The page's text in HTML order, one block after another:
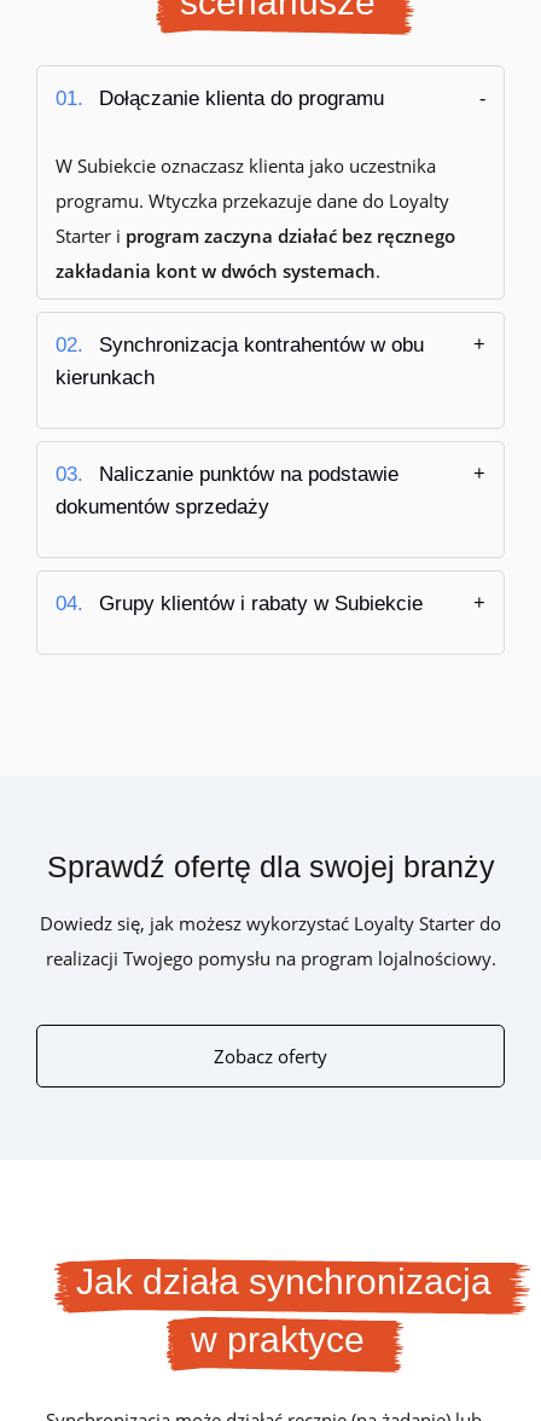
01. Dołączanie klienta do programu
W Subiekcie oznaczasz klienta jako uczestnika
programu. Wtyczka przekazuje dane do Loyalty
Starter i program zaczyna działać bez ręcznego
zakładania kont w dwóch systemach.
02.
Synchronizacja kontrahentów w obu
kierunkach
03.
Naliczanie punktów na podstawie
dokumentów sprzedaży
04. Grupy klientów i rabaty w Subiekcie
Sprawdź ofertę dla swojej branży
Dowiedz się, jak możesz wykorzystać Loyalty Starter do
realizacji Twojego pomysłu na program lojalnościowy.
Zobacz oferty
Jak działa synchronizacja
w praktyce